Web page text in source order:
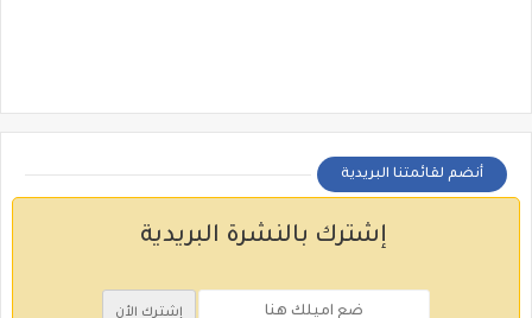
أنضم لقائمتنا البريدية
إشترك بالنشرة البريدية